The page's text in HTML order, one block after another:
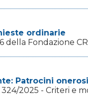
ordinarie
Fondazione
Patrocini onerosi
2025 - Criteri e